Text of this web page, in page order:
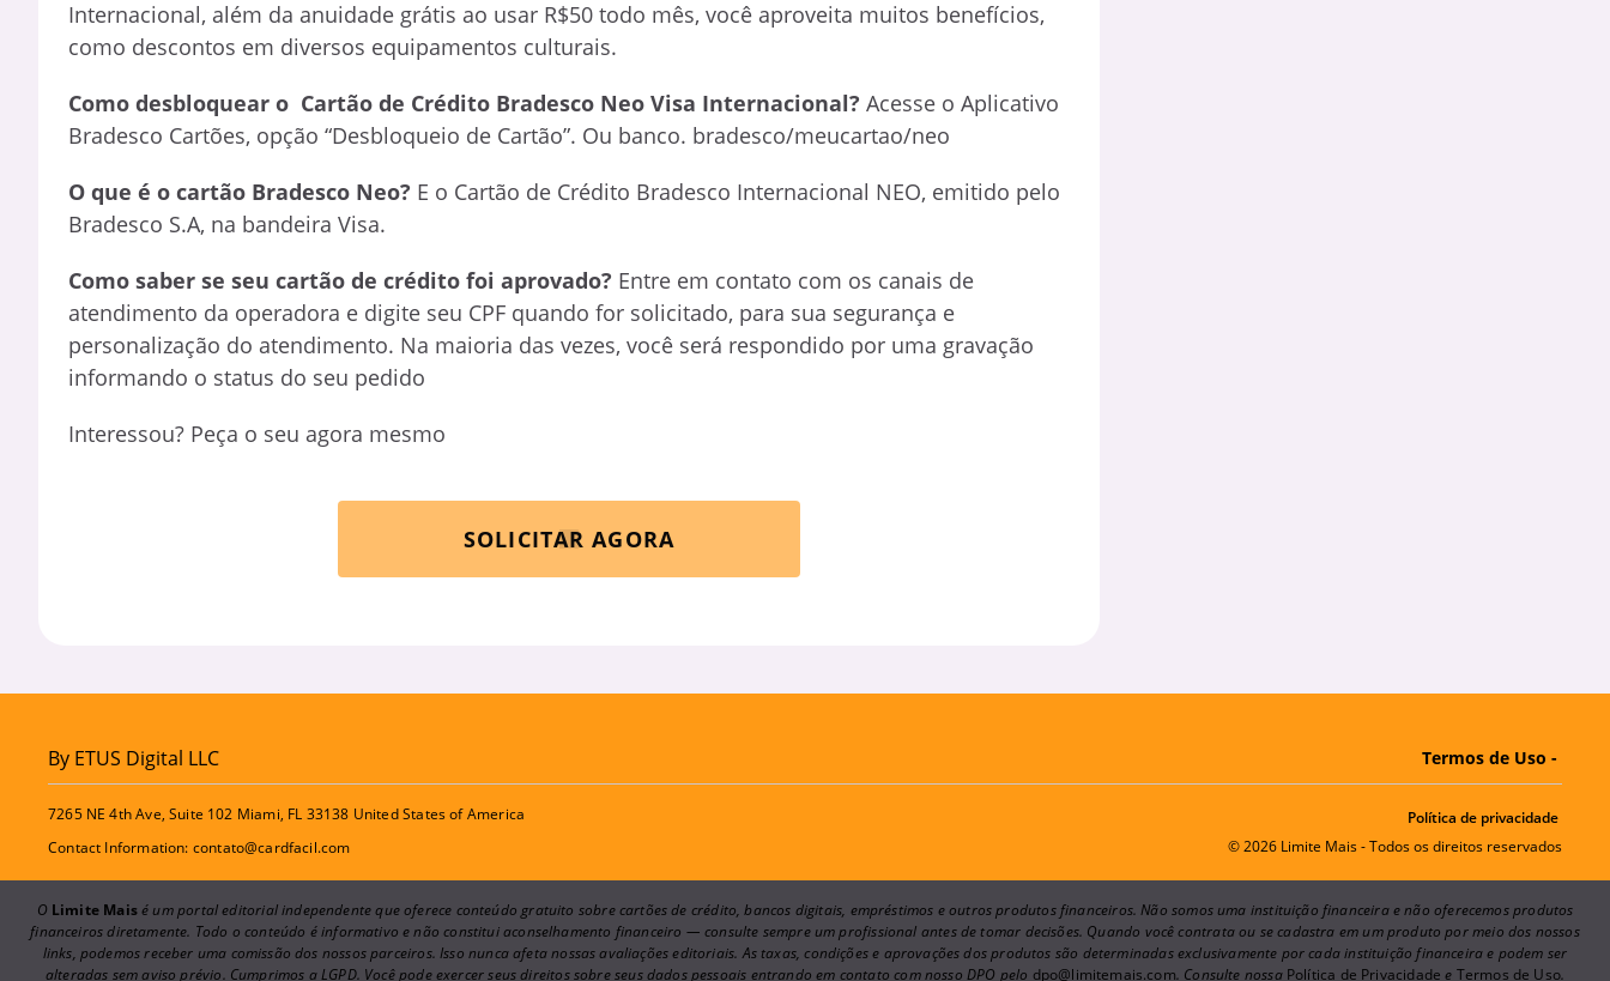
Internacional, além da anuidade grátis ao usar R$50 todo mês, você aproveita muitos benefícios,
como descontos em diversos equipamentos culturais.
Como desbloquear o Cartão de Crédito Bradesco Neo Visa Internacional? Acesse o Aplicativo
Bradesco Cartões, opção “Desbloqueio de Cartão”. Ou banco. bradesco/meucartao/neo
O que é o cartão Bradesco Neo? E o Cartão de Crédito Bradesco Internacional NEO, emitido pelo
Bradesco S.A, na bandeira Visa.
Como saber se seu cartão de crédito foi aprovado? Entre em contato com os canais de
atendimento da operadora e digite seu CPF quando for solicitado, para sua segurança e
personalização do atendimento. Na maioria das vezes, você será respondido por uma gravação
informando o status do seu pedido
Interessou? Peça o seu agora mesmo
SOLICITAR AGORA
By ETUS Digital LLC Termos de Uso -
7265 NE 4th Ave, Suite 102 Miami, FL 33138 United States of America
Contact Information: contato@cardfacil.com
Política de privacidade
© 2026 Limite Mais - Todos os direitos reservados
O Limite Maisé um portal editorial independente que oferece conteúdo gratuito sobre cartões de crédito, bancos digitais, empréstimos e outros produtos financeiros. Não somos uma instituição financeira e não oferecemos produtos
financeiros diretamente. Todo o conteúdo é informativo e não constitui aconselhamento financeiro — consulte sempre um profissional antes de tomar decisões. Quando você contrata ou se cadastra em um produto por meio dos nossos
links, podemos receber uma comissão dos nossos parceiros. Isso nunca afeta nossas avaliações editoriais. As taxas, condições e aprovações dos produtos são determinadas exclusivamente por cada instituição financeira e podem ser
alteradas sem aviso prévio. Cumprimos a LGPD. Você pode exercer seus direitos sobre seus dados pessoais entrando em contato com nosso DPO pelo dpo@limitemais.com. Consulte nossa Política de Privacidade e Termos de Uso.